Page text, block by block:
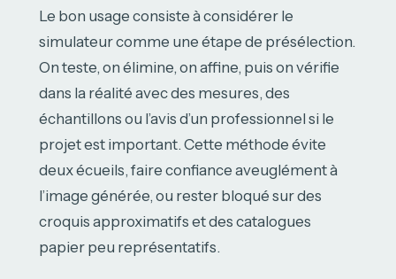
Le bon usage consiste à considérer le
simulateur comme une étape de présélection.
On teste, on élimine, on affine, puis on vérifie
dans la réalité avec des mesures, des
échantillons ou l’avis d’un professionnel si le
projet est important. Cette méthode évite
deux écueils, faire confiance aveuglément à
l’image générée, ou rester bloqué sur des
croquis approximatifs et des catalogues
papier peu représentatifs.